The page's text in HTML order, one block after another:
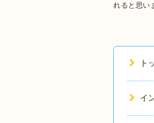
れると思い
ト
イ